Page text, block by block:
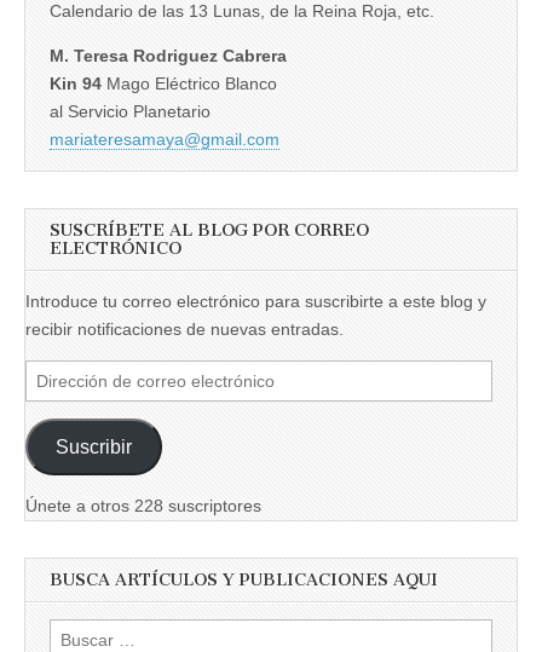
Calendario de las 13 Lunas, de la Reina Roja, etc.
M. Teresa Rodriguez Cabrera
Kin 94 Mago Eléctrico Blanco
al Servicio Planetario
mariateresamaya@gmail.com
SUSCRÍBETE AL BLOG POR CORREO
ELECTRÓNICO
Introduce tu correo electrónico para suscribirte a este blog y
recibir notificaciones de nuevas entradas.
Dirección
de
correo
electrónico
Suscribir
Únete a otros 228 suscriptores
BUSCA ARTÍCULOS Y PUBLICACIONES AQUI
Buscar: